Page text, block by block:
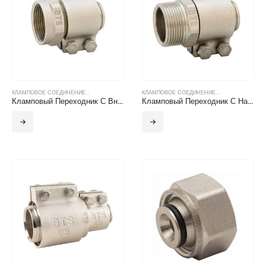
КЛАМПОВОЕ СОЕДИНЕНИЕ...
Кламповый Переходник С Внутренней Резьбой
КЛАМПОВОЕ СОЕДИНЕНИЕ...
Кламповый Переходник С Наружной Резьбой